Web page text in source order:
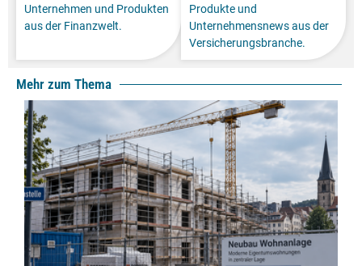
Unternehmen und Produkten
aus der Finanzwelt.
Produkte und
Unternehmensnews aus der
Versicherungsbranche.
Mehr zum Thema